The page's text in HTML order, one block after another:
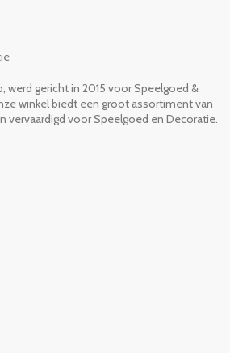
werd gericht in 2015 voor Speelgoed &
winkel biedt een groot assortiment van
vervaardigd voor Speelgoed en Decoratie.